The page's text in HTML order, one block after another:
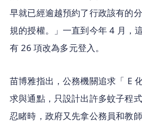
早就已經逾越預約了行政該有的
規的授權。」一直到今年 4 月，
有 26 項改為多元登入。
苗博雅指出，公務機關追求「 E
求與通點，只設計出許多蚊子程
忍睹時，政府又先拿公務員和教